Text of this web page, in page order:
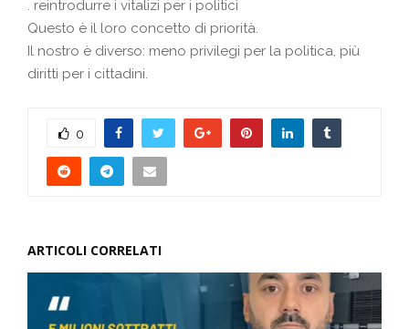
. reintrodurre i vitalizi per i politici
Questo è il loro concetto di priorità.
Il nostro è diverso: meno privilegi per la politica, più
diritti per i cittadini.
0
ARTICOLI CORRELATI